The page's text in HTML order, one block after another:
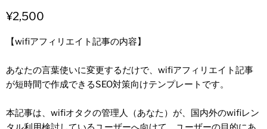
¥2,500
【wifiアフィリエイト記事の内容】
あなたの言葉使いに変更するだけで、wifiアフィリエイト記事
が短時間で作成できるSEO対策向けテンプレートです。
本記事は、wifiオタクの管理人（あなた）が、国内外のwifiレン